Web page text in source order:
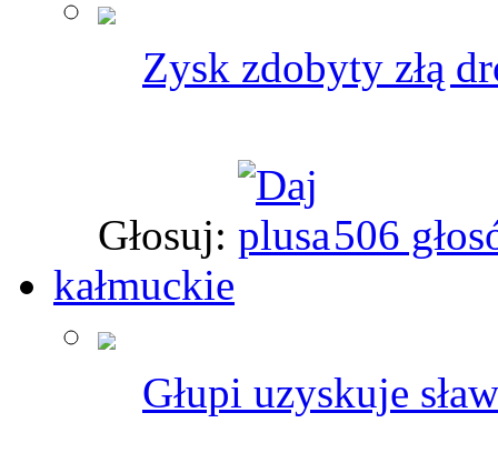
Zysk zdobyty złą
Głosuj:
506
kałmuckie
Głupi uzyskuje